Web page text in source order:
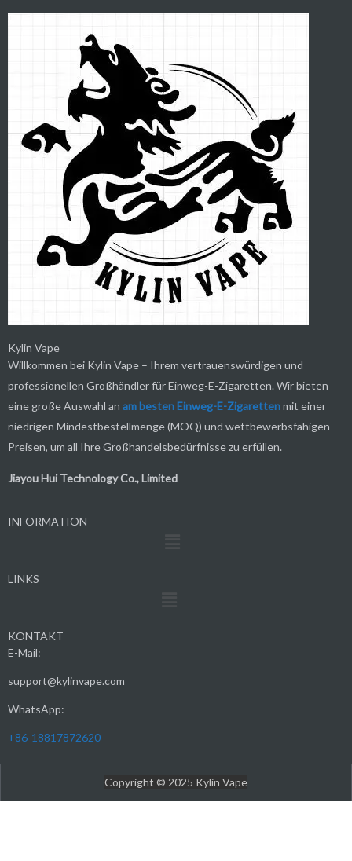
Kylin Vape
Willkommen bei Kylin Vape – Ihrem vertrauenswürdigen und
professionellen Großhändler für Einweg-E-Zigaretten. Wir bieten
eine große Auswahl an am bestenEinweg-E-Zigarettenmit einer
niedrigen Mindestbestellmenge (MOQ) und wettbewerbsfähigen
Preisen, um all Ihre Großhandelsbedürfnisse zu erfüllen.
Jiayou Hui Technology Co., Limited
INFORMATION
LINKS
KONTAKT
E-Mail:
support@kylinvape.com
WhatsApp:
+86-18817872620
Copyright © 2025 Kylin Vape